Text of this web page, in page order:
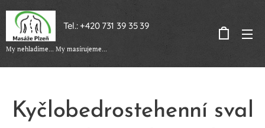
Tel.: +420 731 39 35 39
My nehladíme... My masírujeme...
Kyčlobedrostehenní sval